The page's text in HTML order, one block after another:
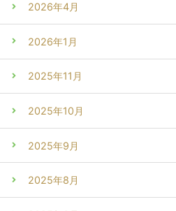
2026年4月
2026年1月
2025年11月
2025年10月
2025年9月
2025年8月